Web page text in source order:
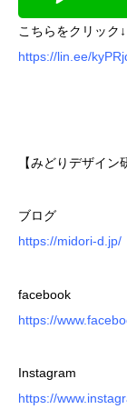
こちらをクリック↓
https://lin.ee/
【みどりデザイン
ブログ
https://midori-d.jp/
facebook
https://
Instagram
https://